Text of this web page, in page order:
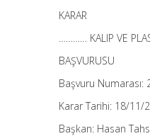
KARAR
………… KALIP VE
BAŞVURUSU
Başvuru Numarası:
Karar Tarihi: 18/11/
Başkan: Hasan